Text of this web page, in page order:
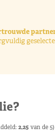
2,25 van de 5)